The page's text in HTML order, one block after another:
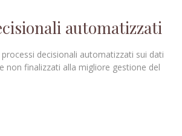
automatizzati
decisionali automatizzati sui dati
non finalizzati alla migliore gestione del